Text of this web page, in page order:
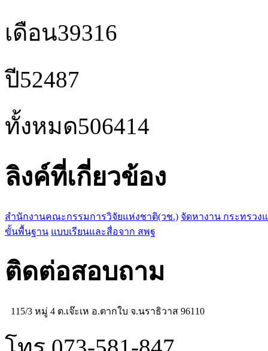
เดือน39316
ปี52487
ทั้งหมด506414
ลิงค์ที่เกี่ยวข้อง
สำนักงานคณะกรรมการวิจัยแห่งชาติ(วช.) จัดหางาน กระทรวง
ขั้นพื้นฐาน แบบเรียนและสื่อจาก สพฐ
ติดต่อสอบถาม
115/3 หมู่ 4 ต.เจ๊ะเห อ.ตากใบ จ.นราธิวาส 96110